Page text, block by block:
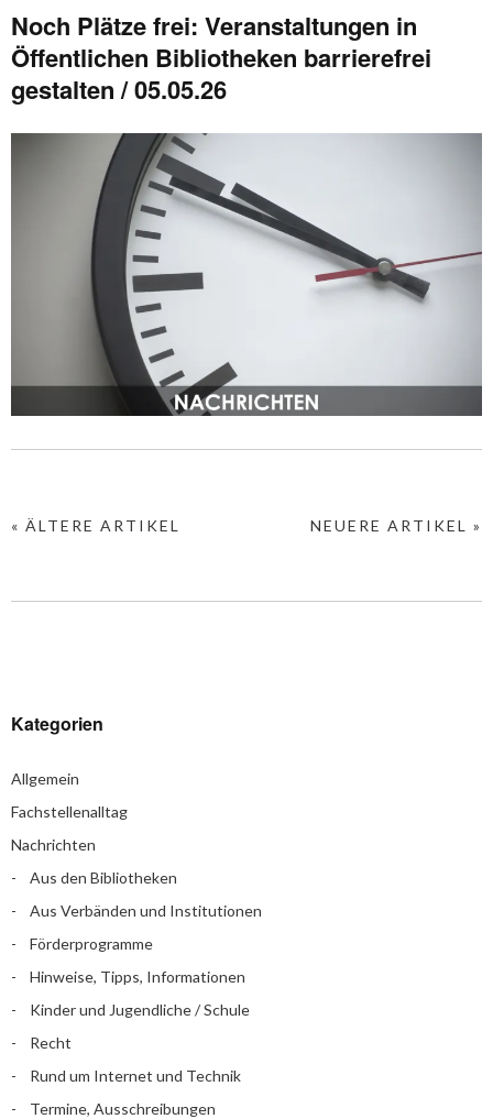
Noch Plätze frei: Veranstaltungen in
Öffentlichen Bibliotheken barrierefrei
gestalten / 05.05.26
« ÄLTERE ARTIKEL NEUERE ARTIKEL »
Kategorien
Allgemein
Fachstellenalltag
Nachrichten
Aus den Bibliotheken
Aus Verbänden und Institutionen
Förderprogramme
Hinweise, Tipps, Informationen
Kinder und Jugendliche / Schule
Recht
Rund um Internet und Technik
Termine, Ausschreibungen